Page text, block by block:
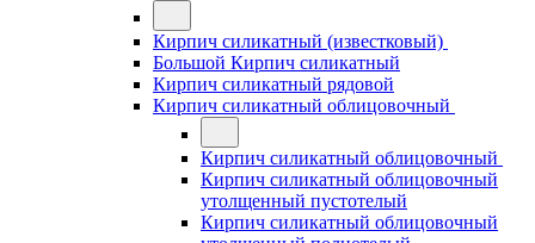
Кирпич силикатный (известковый)
Большой Кирпич силикатный
Кирпич силикатный рядовой
Кирпич силикатный облицовочный
Кирпич силикатный облицовочный
Кирпич силикатный облицовочный
утолщенный пустотелый
Кирпич силикатный облицовочный